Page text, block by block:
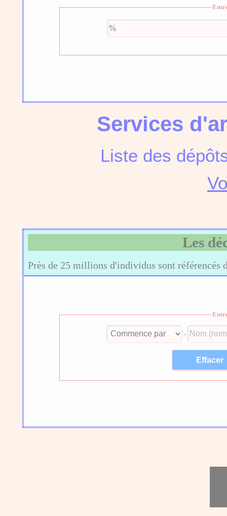
Services
Liste des
Les
Près de 25 millions d'individus sont référencés
-